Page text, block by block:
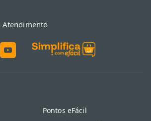
Atendimento
Pontos eFácil